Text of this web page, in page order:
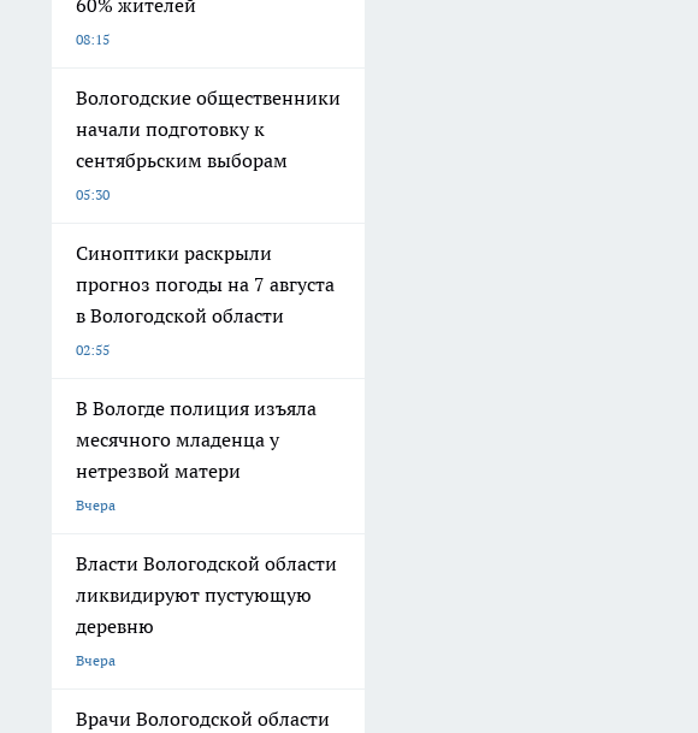
60% жителей
08:15
Вологодские общественники
начали подготовку к
сентябрьским выборам
05:30
Синоптики раскрыли
прогноз погоды на 7 августа
в Вологодской области
02:55
В Вологде полиция изъяла
месячного младенца у
нетрезвой матери
Вчера
Власти Вологодской области
ликвидируют пустующую
деревню
Вчера
Врачи Вологодской области